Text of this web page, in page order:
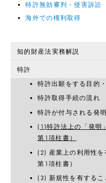
特許無効審判・侵害訴訟
海外での権利取得
知的財産法実務解説
特許
特許出願をする目的
特許取得手続の流れ
特許が付与される発明
(1)特許法上の「発明
第1項柱書）
(2) 産業上の利用性
第1項柱書）
(3) 新規性を有するこ